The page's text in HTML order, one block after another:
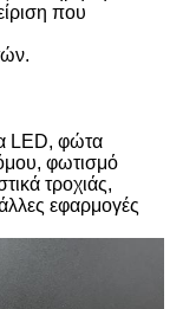
που
LED, φώτα
φωτισμό
τροχιάς,
εφαρμογές